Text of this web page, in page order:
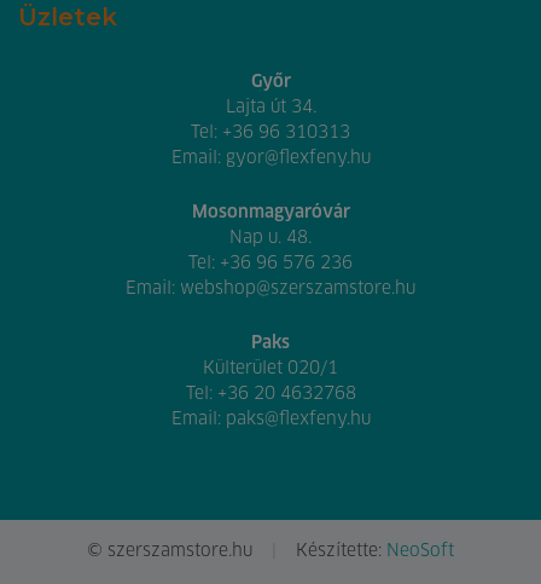
Üzletek
Győr
Lajta út 34.
Tel: +36 96 310313
Email: gyor@flexfeny.hu
Mosonmagyaróvár
Nap u. 48.
Tel: +36 96 576 236
Email: webshop@szerszamstore.hu
Paks
Külterület 020/1
Tel: +36 20 4632768
Email: paks@flexfeny.hu
© szerszamstore.hu Készítette: NeoSoft